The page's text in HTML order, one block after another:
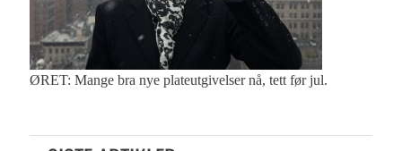
ØRET: Mange bra nye plateutgivelser nå, tett før jul.